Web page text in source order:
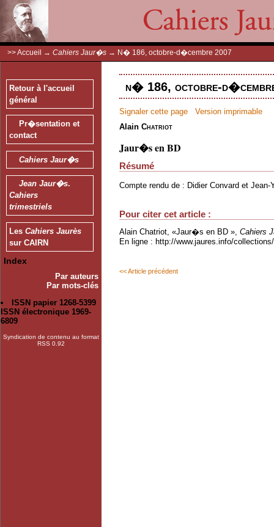
>>Accueil → Cahiers Jaur�s → N� 186, octobre-d�cembre 2007
Retour à l'accueil
général
Pr�sentation et
contact
Cahiers Jaur�s
Jean Jaur�s.
Cahiers
trimestriels
Les Cahiers Jaurès
sur CAIRN
Index
Par auteurs
Par mots-clés
ISSN papier 1268-5399
ISSN électronique 1969-
6809
Syndication de contenu au format
RSS 0.92
n� 186, octobre-
Signaler cette page
Version imprimable
Alain Chatriot
Jaur�s en BD
Résumé
Compte rendu de : Didier Convard et
Pour citer cet article :
Alain Chatriot, «Jaur�s en BD », Cahiers
En ligne : http://www.jaures.info/
<< Article précédent